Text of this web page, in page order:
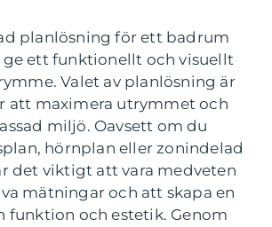
planlösning för ett badrum
ge ett funktionellt och visuellt
Valet av planlösning är
att maximera utrymmet och
miljö. Oavsett om du
hörnplan eller zonindelad
det viktigt att vara medveten
mätningar och att skapa en
funktion och estetik. Genom